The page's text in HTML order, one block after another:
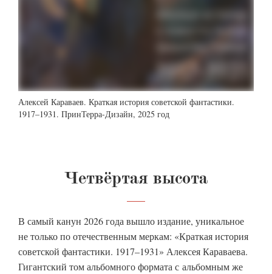
Алексей Караваев. Краткая история советской фантастики.
1917–1931. ПринТерра-Дизайн, 2025 год
Четвёртая высота
В самый канун 2026 года вышло издание, уникальное
не только по отечественным меркам: «Краткая история
советской фантастики. 1917–1931» Алексея Караваева.
Гигантский том альбомного формата с альбомным же